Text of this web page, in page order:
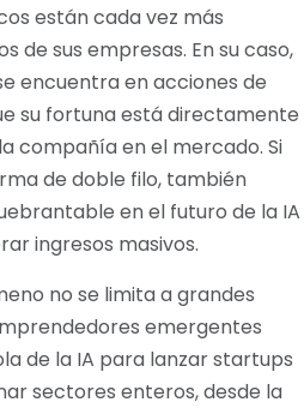
están cada vez más
de sus empresas. En su caso,
encuentra en acciones de
su fortuna está directamente
compañía en el mercado. Si
de doble filo, también
en el futuro de la IA
ingresos masivos.
no se limita a grandes
emergentes
de la IA para lanzar startups
sectores enteros, desde la